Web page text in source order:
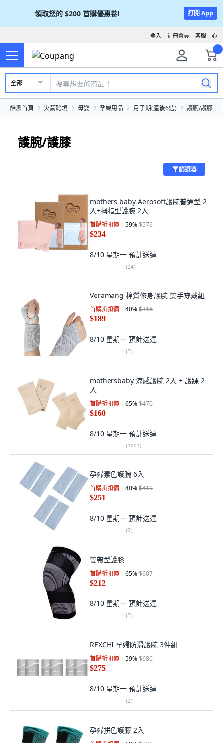
領取您的 $200 首購優惠卷! 打開 App
客服中心
註冊會員
登入
全部
酷澎首頁 火箭跨境 母嬰 孕婦用品 月子期(產後6週) 護腕/護膝
護腕/護膝
篩選器
mothers baby Aerosoft護腕普通型 2
入+拇指型護腕 2入
首購折扣價 59%$576
$234
8/10 星期一 預計送達
(24)
Veramang 棉質修身護腕 雙手穿戴組
首購折扣價 40%$316
$189
8/10 星期一 預計送達
(3)
mothersbaby 涼感護腕 2入 + 護踝 2
入
首購折扣價 65%$470
$160
8/10 星期一 預計送達
(1091)
孕婦素色護腕 6入
首購折扣價 40%$419
$251
8/10 星期一 預計送達
(2)
雙帶型護膝
首購折扣價 65%$607
$212
8/10 星期一 預計送達
(3)
REXCHI 孕婦防滑護腕 3件組
首購折扣價 59%$680
$275
8/10 星期一 預計送達
(2)
孕婦拼色護膝 2入